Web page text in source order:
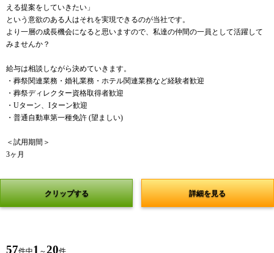
える提案をしていきたい」
という意欲のある人はそれを実現できるのが当社です。
より一層の成長機会になると思いますので、私達の仲間の一員として活躍して
みませんか？
給与は相談しながら決めていきます。
・葬祭関連業務・婚礼業務・ホテル関連業務など経験者歓迎
・葬祭ディレクター資格取得者歓迎
・Uターン、Iターン歓迎
・普通自動車第一種免許 (望ましい)
＜試用期間＞
3ヶ月
クリップする 詳細を見る
57件中1 ～20件